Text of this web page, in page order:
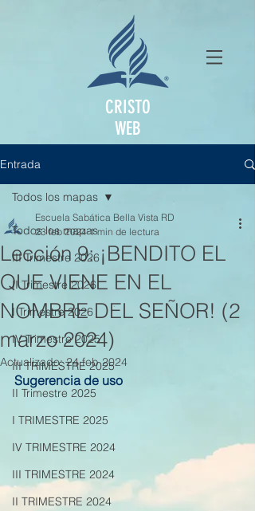
CRISTO
WEB
Entrada
Todos los mapas
III Trimestre 2026
II Trimestre 2026
I Trimestre 2026
IV Trimestre 2025
III TRIMESTRE 2025
II Trimestre 2025
I TRIMESTRE 2025
IV TRIMESTRE 2024
III TRIMESTRE 2024
II TRIMESTRE 2024
Todos los mapas
Lección 9: ¡BENDITO EL
QUE VIENE EN EL
NOMBRE DEL SEÑOR! (2
marzo 2024)
Escuela Sabática Bella Vista RD
23 feb 2024 1 min de lectura
Actualizado:24 feb 2024
Sugerencia de uso